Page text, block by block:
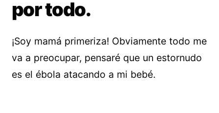
por todo.
¡Soy mamá primeriza! Obviamente todo me
va a preocupar, pensaré que un estornudo
es el ébola atacando a mi bebé.